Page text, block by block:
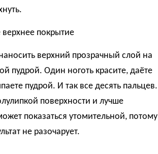
покрытие
верхний прозрачный слой на
пудрой. Один ноготь красите, даёте
пудрой. И так все десять пальцев.
поверхности и лучше
показаться утомительной, потому
не разочарует.